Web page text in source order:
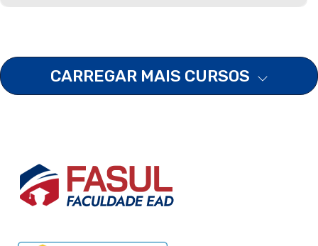
CARREGAR MAIS CURSOS